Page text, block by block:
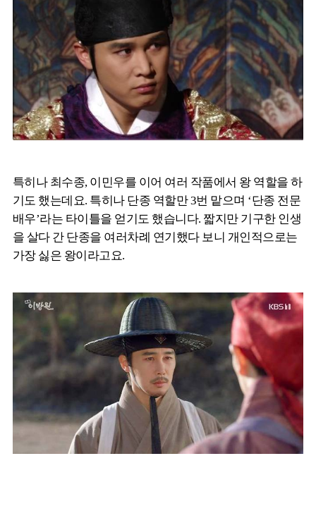
특히나 최수종, 이민우를 이어 여러 작품에서 왕 역할을 하
기도 했는데요. 특히나 단종 역할만 3번 맡으며 ‘단종 전문
배우’라는 타이틀을 얻기도 했습니다. 짧지만 기구한 인생
을 살다 간 단종을 여러차례 연기했다 보니 개인적으로는
가장 싫은 왕이라고요.